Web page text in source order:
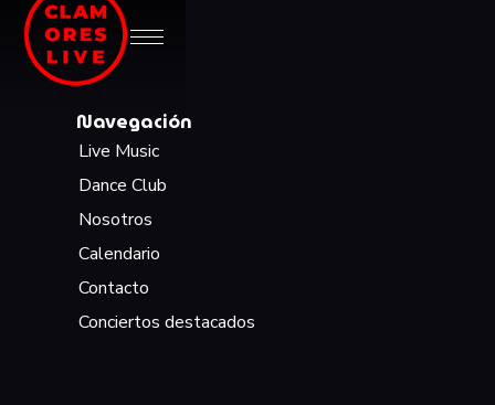
Navegación
Live Music
Dance Club
Nosotros
Calendario
Contacto
Conciertos destacados